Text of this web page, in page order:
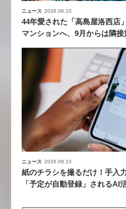
ニュース 2026.08.10
44年愛された「高島屋洛西店
マンションへ、9月からは隣
ニュース 2026.08.10
紙のチラシを撮るだけ！手入
「予定が自動登録」されるAI